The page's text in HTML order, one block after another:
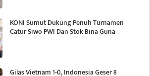
KONI Sumut Dukung Penuh Turnamen
Catur Siwo PWI Dan Stok Bina Guna
Gilas Vietnam 1-0, Indonesia Geser 8